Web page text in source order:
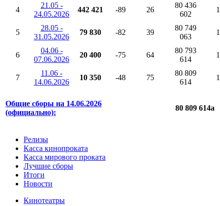
4
21.05 -
24.05.2026
442 421 -89 26
80 436
602
5
28.05 -
31.05.2026
79 830 -82 39
80 749
063
6
04.06 -
07.06.2026
20 400 -75 64
80 793
614
7
11.06 -
14.06.2026
10 350 -48 75
80 809
614
Общие сборы на 14.06.2026
(официально):
80 809 614a
Релизы
Касса кинопроката
Касса мирового проката
Лучшие сборы
Итоги
Новости
Кинотеатры